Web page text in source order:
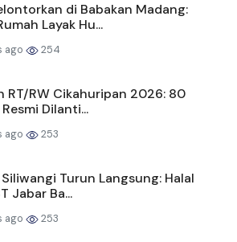
di Babakan Madang:
Layak Hu...
ago 254
RT/RW Cikahuripan 2026: 80
Dilanti...
ago 253
Turun Langsung: Halal
Jabar Ba...
ago 253